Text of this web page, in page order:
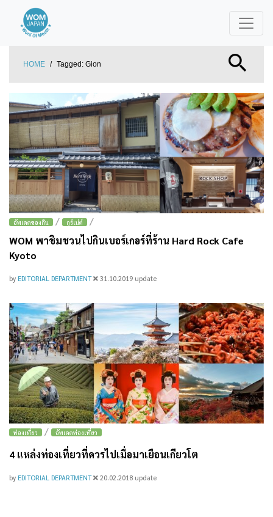
HOME / Tagged: Gion
อัพเดตของกิน / กูร์เม่ต์ /
WOM พาชิมชวนไปกินเบอร์เกอร์ที่ร้าน Hard Rock Cafe
Kyoto
by EDITORIAL DEPARTMENT 31.10.2019 update
ท่องเที่ยว / อัพเดตท่องเที่ยว
4 แหล่งท่องเที่ยวที่ควรไปเมื่อมาเยือนเกียวโต
by EDITORIAL DEPARTMENT 20.02.2018 update